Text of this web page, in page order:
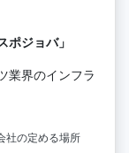
ポジョバ」
業界のインフラ
社の定める場所